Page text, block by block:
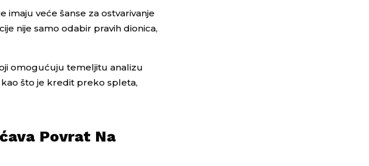
imaju veće šanse za ostvarivanje
nije samo odabir pravih dionica,
omogućuju temeljitu analizu
što je kredit preko spleta,
Povrat Na